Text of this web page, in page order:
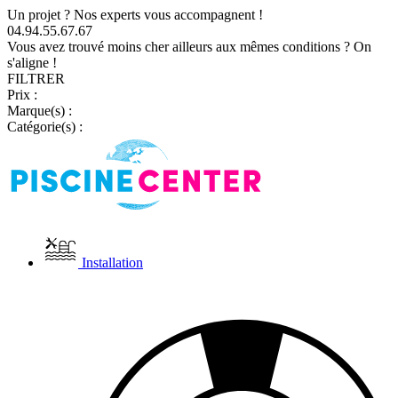
Un projet ? Nos experts vous accompagnent !
04.94.55.67.67
Vous avez trouvé moins cher ailleurs aux mêmes conditions ? On
s'aligne !
FILTRER
Prix :
Marque(s) :
Catégorie(s) :
Installation